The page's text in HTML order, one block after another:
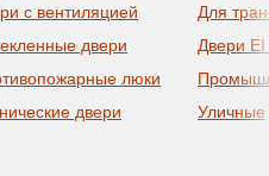
с вентиляцией
двери
люки
двери
Для
Двери
Уличные